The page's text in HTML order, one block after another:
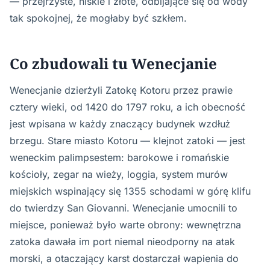
tak spokojnej, że mogłaby być szkłem.
Co zbudowali tu Wenecjanie
Wenecjanie dzierżyli Zatokę Kotoru przez prawie
cztery wieki, od 1420 do 1797 roku, a ich obecność
jest wpisana w każdy znaczący budynek wzdłuż
brzegu. Stare miasto Kotoru — klejnot zatoki — jest
weneckim palimpsestem: barokowe i romańskie
kościoły, zegar na wieży, loggia, system murów
miejskich wspinający się 1355 schodami w górę klifu
do twierdzy San Giovanni. Wenecjanie umocnili to
miejsce, ponieważ było warte obrony: wewnętrzna
zatoka dawała im port niemal nieodporny na atak
morski, a otaczający karst dostarczał wapienia do